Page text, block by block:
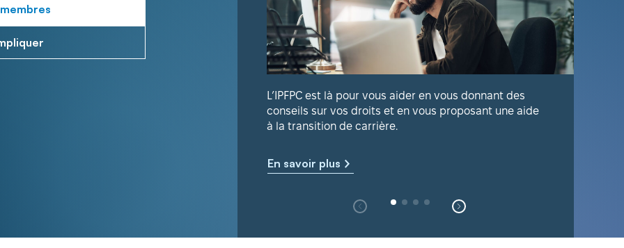
L’IPFPC est là pour vous aider en vous donnant des
conseils sur vos droits et en vous proposant une aide
à la transition de carrière.
En savoir plus